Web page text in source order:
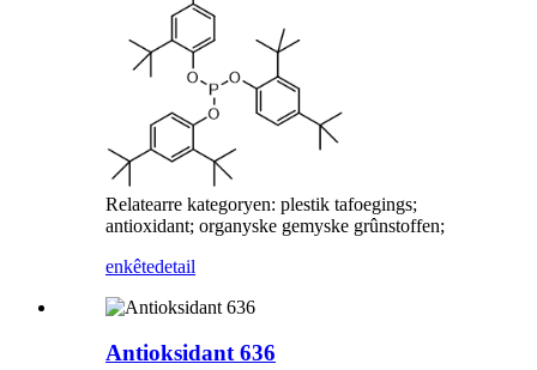
Relatearre kategoryen: plestik tafoegings;
antioxidant; organyske gemyske grûnstoffen;
enkêtedetail
Antioksidant 636